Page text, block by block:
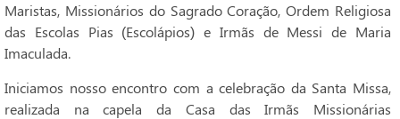
Maristas, Missionários do Sagrado Coração, Ordem Religiosa
das Escolas Pias (Escolápios) e Irmãs de Messi de Maria
Imaculada.
Iniciamos nosso encontro com a celebração da Santa Missa,
realizada na capela da Casa das Irmãs Missionárias